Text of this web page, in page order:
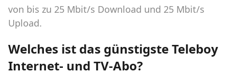
von bis zu 25 Mbit/s Download und 25 Mbit/s
Upload.
Welches ist das günstigste Teleboy
Internet- und TV-Abo?